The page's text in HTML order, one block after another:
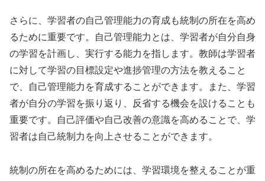
さらに、学習者の自己管理能力の育成も統制の所在を高め
るために重要です。自己管理能力とは、学習者が自分自身
の学習を計画し、実行する能力を指します。教師は学習者
に対して学習の目標設定や進捗管理の方法を教えること
で、自己管理能力を育成することができます。また、学習
者が自分の学習を振り返り、反省する機会を設けることも
重要です。自己評価や自己改善の意識を高めることで、学
習者は自己統制力を向上させることができます。
統制の所在を高めるためには、学習環境を整えることが重